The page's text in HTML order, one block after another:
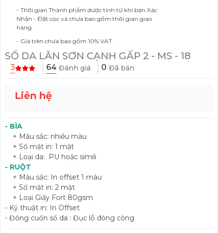
- Thời gian Thành phẩm dược tính từ khi bạn Xác
Nhận - Đặt cọc và chưa bao gồm thời gian giao
hàng.
- Giá trên chưa bao gồm 10% VAT.
SỔ DA LĂN SƠN CẠNH GẤP 2 - MS - 18
3 64 Đánh giá 0 Đã bán
Liên hệ
- BÌA
+ Màu sắc: nhiều màu
+ Số mặt in: 1 mặt
+ Loại da: PU hoặc simili
- RUỘT
+ Màu sắc: In offset 1 màu
+ Số mặt in: 2 mặt
+ Loại Giấy Fort 80gsm
- Kỹ thuật in: In Offset
- Đóng cuốn sổ da : Đục lỗ đóng còng